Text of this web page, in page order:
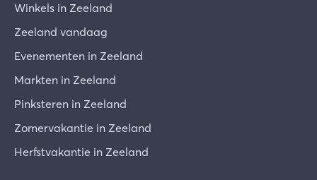
Winkels in Zeeland
Zeeland vandaag
Evenementen in Zeeland
Markten in Zeeland
Pinksteren in Zeeland
Zomervakantie in Zeeland
Herfstvakantie in Zeeland